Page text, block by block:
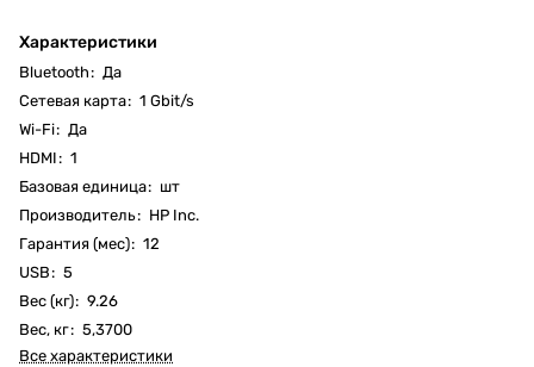
Характеристики
Bluetooth: Да
Cетевая карта: 1 Gbit/s
Wi-Fi: Да
HDMI: 1
Базовая единица: шт
Производитель: HP Inc.
Гарантия (мес): 12
USB: 5
Вес (кг): 9.26
Вес, кг: 5,3700
Все характеристики